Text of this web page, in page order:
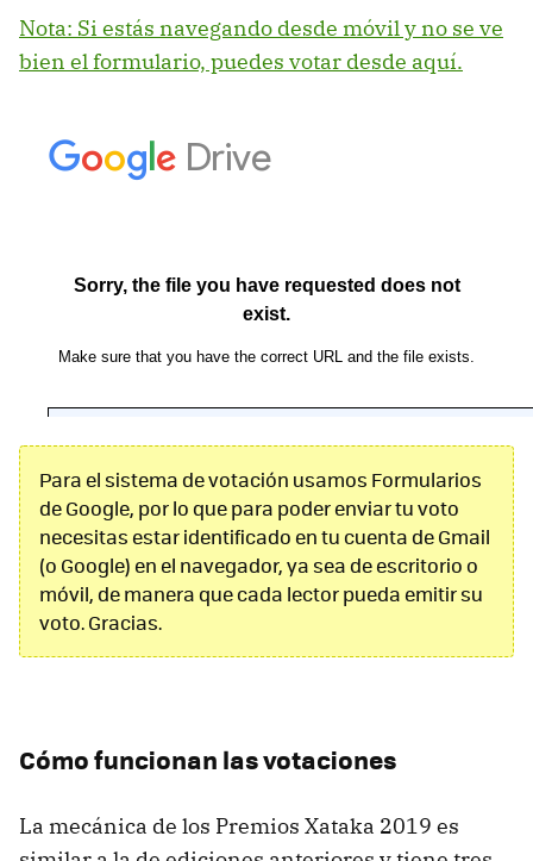
Nota: Si estás navegando desde móvil y no se ve
bien el formulario, puedes votar desde aquí.
Para el sistema de votación usamos Formularios
de Google, por lo que para poder enviar tu voto
necesitas estar identificado en tu cuenta de Gmail
(o Google) en el navegador, ya sea de escritorio o
móvil, de manera que cada lector pueda emitir su
voto. Gracias.
Cómo funcionan las votaciones
La mecánica de los Premios Xataka 2019 es